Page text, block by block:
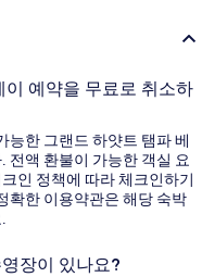
예약을 무료로 취소하
능한 그랜드 하얏트 탬파 베
전액 환불이 가능한 객실 요
인 정책에 따라 체크인하기
확한 이용약관은 해당 숙박
장이 있나요?